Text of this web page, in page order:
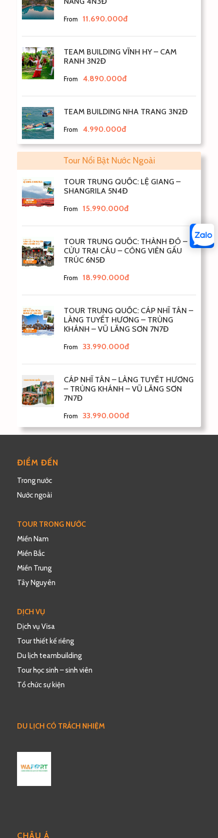
From 11.690.000đ
TEAM BUILDING VĨNH HY – CAM
RANH 3N2Đ
From 4.890.000đ
TEAM BUILDING NHA TRANG 3N2Đ
From 4.990.000đ
Tour Nổi Bật Nước Ngoài
TOUR TRUNG QUỐC: LỆ GIANG –
SHANGRILA 5N4Đ
From 15.990.000đ
TOUR TRUNG QUỐC: THÀNH ĐÔ –
CỬU TRẠI CÂU – CÔNG VIÊN GẤU
TRÚC 6N5Đ
From 18.990.000đ
TOUR TRUNG QUỐC: CÁP NHĨ TÂN –
LÀNG TUYẾT HƯƠNG – TRÙNG
KHÁNH – VŨ LĂNG SƠN 7N7Đ
From 33.990.000đ
CÁP NHĨ TÂN – LÀNG TUYẾT HƯƠNG
– TRÙNG KHÁNH – VŨ LĂNG SƠN
7N7Đ
From 33.990.000đ
ĐIỂM ĐẾN
Trong nước
Nước ngoài
TOUR TRONG NƯỚC
Miền Nam
Miền Bắc
Miền Trung
Tây Nguyên
DỊCH VỤ
Dịch vụ Visa
Tour thiết kế riêng
Du lịch teambuilding
Tour học sinh – sinh viên
Tổ chức sự kiện
DU LỊCH CÓ TRÁCH NHIỆM
CHÂU Á